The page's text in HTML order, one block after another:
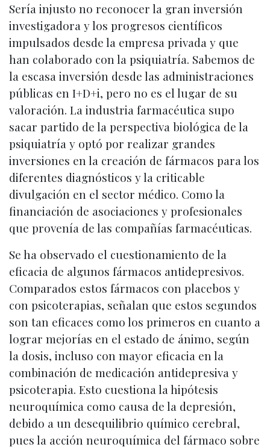
Sería injusto no reconocer la gran inversión
investigadora y los progresos científicos
impulsados desde la empresa privada y que
han colaborado con la psiquiatría. Sabemos de
la escasa inversión desde las administraciones
públicas en I+D+i, pero no es el lugar de su
valoración. La industria farmacéutica supo
sacar partido de la perspectiva biológica de la
psiquiatría y optó por realizar grandes
inversiones en la creación de fármacos para los
diferentes diagnósticos y la criticable
divulgación en el sector médico. Como la
financiación de asociaciones y profesionales
que provenía de las compañías farmacéuticas.
Se ha observado el cuestionamiento de la
eficacia de algunos fármacos antidepresivos.
Comparados estos fármacos con placebos y
con psicoterapias, señalan que estos segundos
son tan eficaces como los primeros en cuanto a
lograr mejorías en el estado de ánimo, según
la dosis, incluso con mayor eficacia en la
combinación de medicación antidepresiva y
psicoterapia. Esto cuestiona la hipótesis
neuroquímica como causa de la depresión,
debido a un desequilibrio químico cerebral,
pues la acción neuroquímica del fármaco sobre